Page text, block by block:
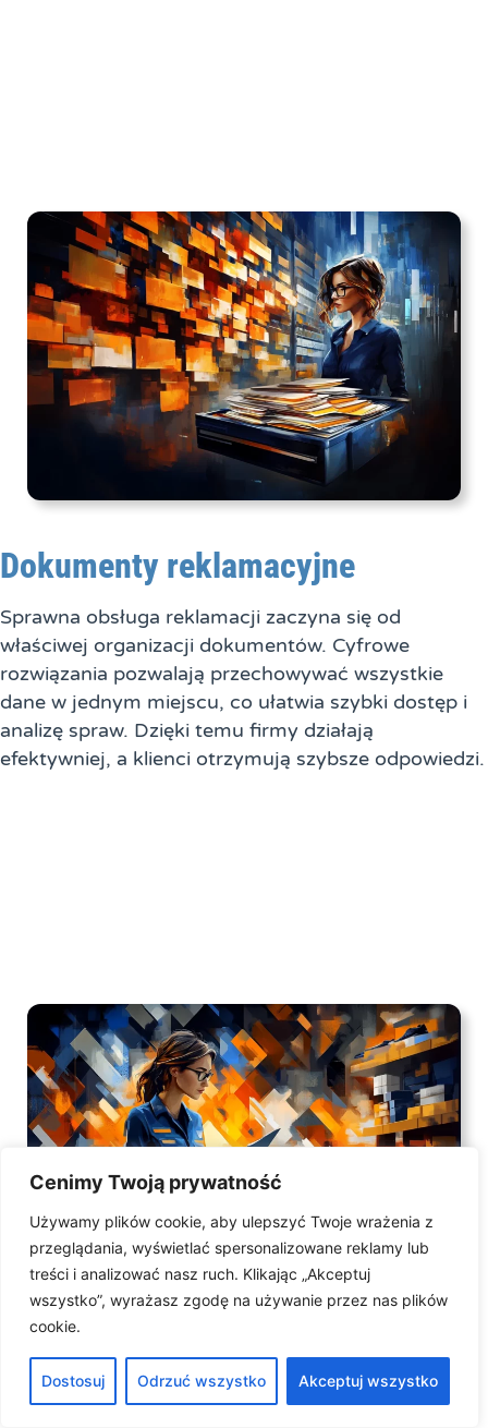
Cenimy Twoją prywatność
Używamy plików cookie, aby ulepszyć Twoje wrażenia z
przeglądania, wyświetlać spersonalizowane reklamy lub
treści i analizować nasz ruch. Klikając „Akceptuj
wszystko”, wyrażasz zgodę na używanie przez nas plików
cookie.
Dostosuj Odrzuć wszystko Akceptuj wszystko
Dokumenty reklamacyjne
Sprawna obsługa reklamacji zaczyna się od
właściwej organizacji dokumentów. Cyfrowe
rozwiązania pozwalają przechowywać wszystkie
dane w jednym miejscu, co ułatwia szybki dostęp i
analizę spraw. Dzięki temu firmy działają
efektywniej, a klienci otrzymują szybsze odpowiedzi.
Program RMA
Większość organizacji posiada jakąś formę systemu